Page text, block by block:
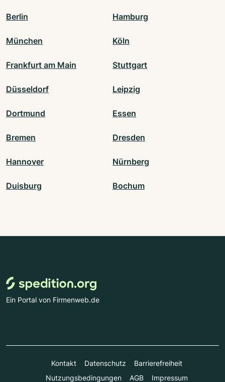
Berlin Hamburg
München Köln
Frankfurt am Main Stuttgart
Düsseldorf Leipzig
Dortmund Essen
Bremen Dresden
Hannover Nürnberg
Duisburg Bochum
Ein Portal von Firmenweb.de
Kontakt Datenschutz
Barrierefreiheit
Nutzungsbedingungen
AGB Impressum